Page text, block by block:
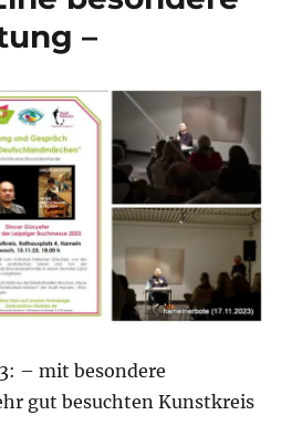
–
– mit besondere
gut besuchten Kunstkreis